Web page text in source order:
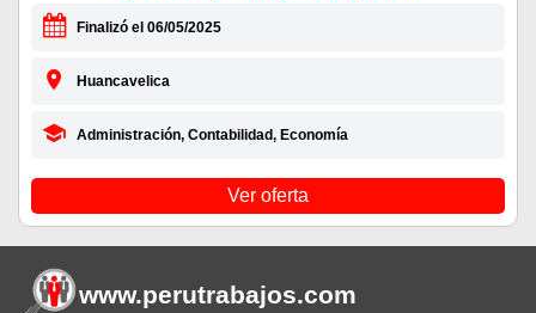
Finalizó el 06/05/2025
Huancavelica
Administración, Contabilidad, Economía
Ver oferta
www.perutrabajos.com